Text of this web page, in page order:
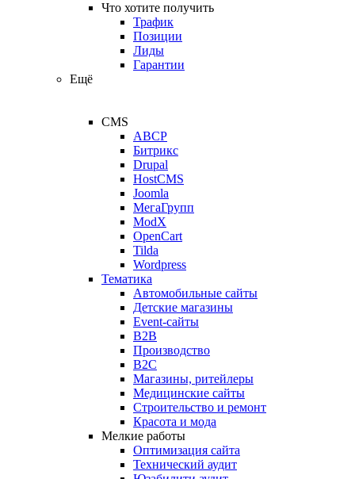
Что хотите получить
Трафик
Позиции
Лиды
Гарантии
Ещё
CMS
ABCP
Битрикс
Drupal
HostCMS
Joomla
МегаГрупп
ModX
OpenCart
Tilda
Wordpress
Тематика
Автомобильные сайты
Детские магазины
Event-сайты
B2B
Производство
B2C
Магазины, ритейлеры
Медицинские сайты
Строительство и ремонт
Красота и мода
Мелкие работы
Оптимизация сайта
Технический аудит